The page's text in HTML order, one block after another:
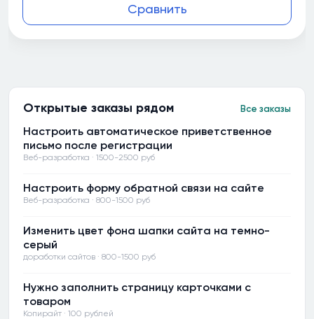
Сравнить
Открытые заказы рядом Все заказы
Настроить автоматическое приветственное
письмо после регистрации
Веб-разработка · 1500-2500 руб
Настроить форму обратной связи на сайте
Веб-разработка · 800-1500 руб
Изменить цвет фона шапки сайта на темно-
серый
доработки сайтов · 800-1500 руб
Нужно заполнить страницу карточками с
товаром
Копирайт · 100 рублей